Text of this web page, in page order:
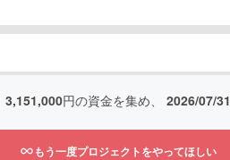
3,151,000円の資金を集め、 2026/07/31
もう一度プロジェクトをやってほしい